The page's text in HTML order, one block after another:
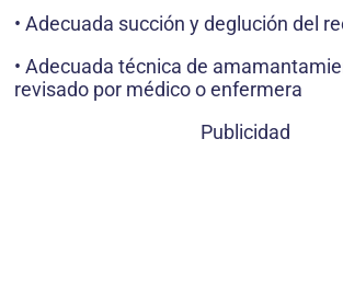
• Adecuada succión y deglución del
• Adecuada técnica de
revisado por médico o enfermera
Publicidad